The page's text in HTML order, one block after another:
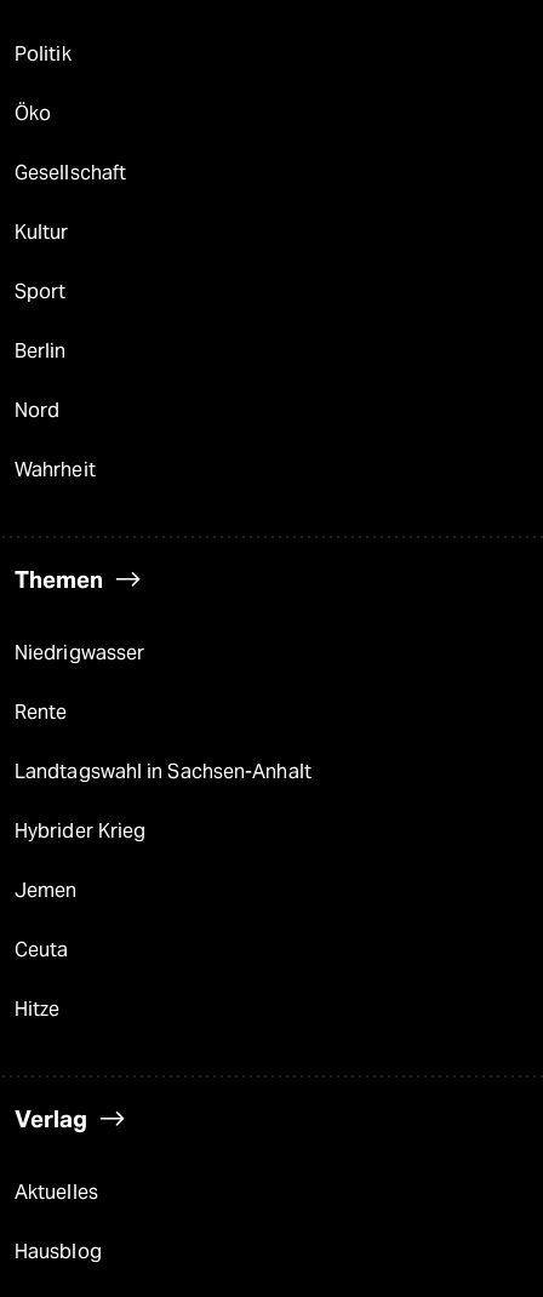
Politik
Öko
Gesellschaft
Kultur
Sport
Berlin
Nord
Wahrheit
Themen
Niedrigwasser
Rente
Landtagswahl in Sachsen-Anhalt
Hybrider Krieg
Jemen
Ceuta
Hitze
Verlag
Aktuelles
Hausblog